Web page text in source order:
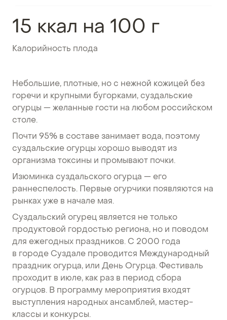
15 ккал на 100 г
Калорийность плода
Небольшие, плотные, но с нежной кожицей без
горечи и крупными бугорками, суздальские
огурцы — желанные гости на любом российском
столе.
Почти 95% в составе занимает вода, поэтому
суздальские огурцы хорошо выводят из
организма токсины и промывают почки.
Изюминка суздальского огурца — его
раннеспелость. Первые огурчики появляются на
рынках уже в начале мая.
Суздальский огурец является не только
продуктовой гордостью региона, но и поводом
для ежегодных праздников. С 2000 года
в городе Суздале проводится Международный
праздник огурца, или День Огурца. Фестиваль
проходит в июле, как раз в период сбора
огурцов. В программу мероприятия входят
выступления народных ансамблей, мастер-
классы и конкурсы.